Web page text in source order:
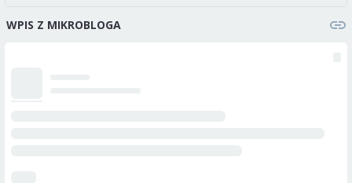
WPIS Z MIKROBLOGA